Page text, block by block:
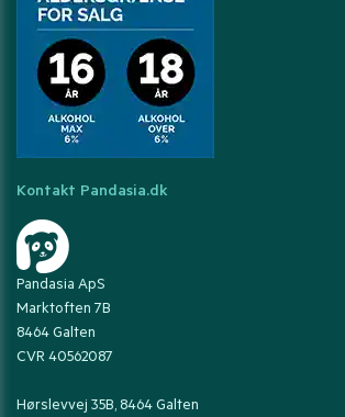
Kontakt Pandasia.dk
Pandasia ApS
Marktoften 7B
8464 Galten
CVR 40562087
Hørslevvej 35B, 8464 Galten